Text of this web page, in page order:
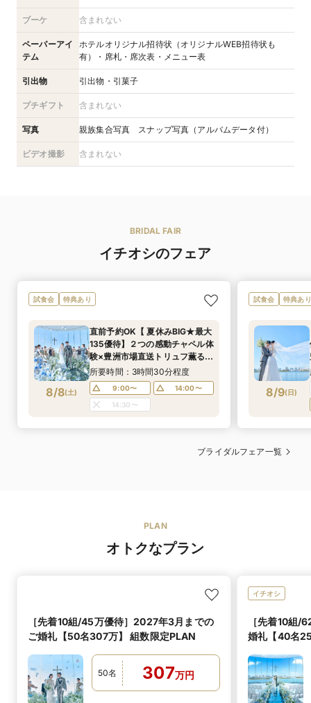
ブーケ 含まれない
ペーパーアイ
テム
ホテルオリジナル招待状（オリジナルWEB招待状も
有）・席札・席次表・メニュー表
引出物 引出物・引菓子
プチギフト 含まれない
写真 親族集合写真 スナップ写真（アルバムデータ付）
ビデオ撮影 含まれない
BRIDAL FAIR
イチオシのフェア
試食会 特典あり
8/8(土)
直前予約OK【 夏休みBIG★最大
135優待】２つの感動チャペル体
験×豊洲市場直送トリュフ薫る
オードブル&国産牛網焼き試食
所要時間：3時間30分程度
9:00〜
14:00〜
14:30〜
試食会 特典あり
8/9(日)
ブライダルフェア一覧
PLAN
オトクなプラン
［先着10組/45万優待］2027年3月までの
ご婚礼【50名307万】 組数限定PLAN
50名 307万円
イチオシ
［先着10組/
婚礼【40名